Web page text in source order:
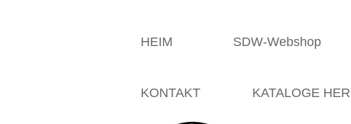
HEIM SDW-Webshop
KONTAKT KATALOGE